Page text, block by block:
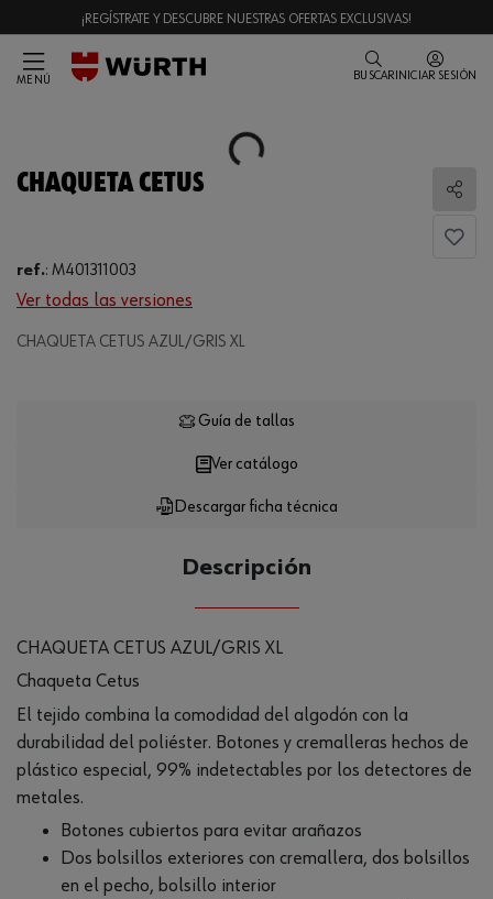
¡REGÍSTRATE Y DESCUBRE NUESTRAS OFERTAS EXCLUSIVAS!
MENÚ BUSCAR INICIAR SESIÓN
Loading...
CHAQUETA CETUS
ref.: M401311003
Ver todas las versiones
CHAQUETA CETUS AZUL/GRIS XL
Loading...
Descargar ficha técnica
Ver catálogo
Guía de tallas
Descripción
CHAQUETA CETUS AZUL/GRIS XL
Chaqueta Cetus
El tejido combina la comodidad del algodón con la
durabilidad del poliéster. Botones y cremalleras hechos de
plástico especial, 99% indetectables por los detectores de
metales.
Botones cubiertos para evitar arañazos
Dos bolsillos exteriores con cremallera, dos bolsillos
en el pecho, bolsillo interior